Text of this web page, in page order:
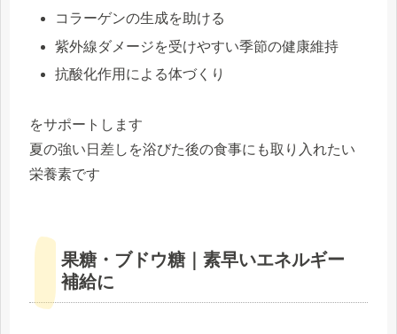
コラーゲンの生成を助ける
紫外線ダメージを受けやすい季節の健康維持
抗酸化作用による体づくり
をサポートします
夏の強い日差しを浴びた後の食事にも取り入れたい
栄養素です
果糖・ブドウ糖｜素早いエネルギー
補給に